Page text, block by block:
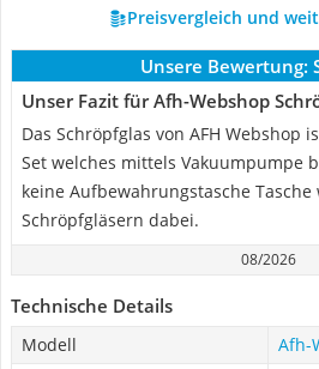
Preisvergleich und
Unsere Bewertung:
Unser Fazit für Afh-Webshop
Das Schröpfglas von AFH Webshop
Set welches mittels Vakuumpumpe
keine Aufbewahrungstasche
Schröpfgläsern dabei.
08/2026
Technische Details
Modell
Afh-